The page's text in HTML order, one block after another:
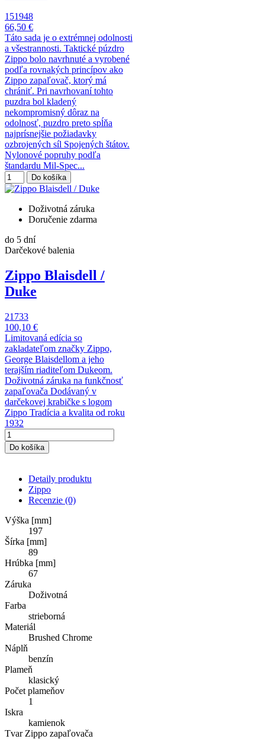
151948
66,50 €
Táto sada je o extrémnej odolnosti
a všestrannosti. Taktické púzdro
Zippo bolo navrhnuté a vyrobené
podľa rovnakých princípov ako
Zippo zapaľovač, ktorý má
chrániť. Pri navrhovaní tohto
puzdra bol kladený
nekompromisný dôraz na
odolnosť, puzdro preto spĺňa
najprísnejšie požiadavky
ozbrojených síl Spojených štátov.
Nylonové popruhy podľa
štandardu Mil-Spec...
Do košíka
Doživotná záruka
Doručenie zdarma
do 5 dní
Darčekové balenia
Zippo Blaisdell /
Duke
21733
100,10 €
Limitovaná edícia so
zakladateľom značky Zippo,
George Blaisdellom a jeho
terajším riaditeľom Dukeom.
Doživotná záruka na funkčnosť
zapaľovača Dodávaný v
darčekovej krabičke s logom
Zippo Tradícia a kvalita od roku
1932
Do košíka
Detaily produktu
Zippo
Recenzie (0)
Výška [mm]
197
Šírka [mm]
89
Hrúbka [mm]
67
Záruka
Doživotná
Farba
strieborná
Materiál
Brushed Chrome
Náplň
benzín
Plameň
klasický
Počet plameňov
1
Iskra
kamienok
Tvar Zippo zapaľovača